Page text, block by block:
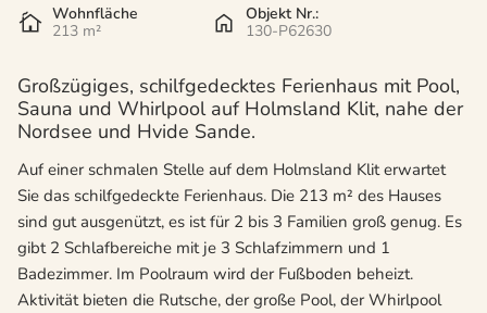
Wohnfläche
213 m²
Objekt Nr.:
130-P62630
Großzügiges, schilfgedecktes Ferienhaus mit Pool,
Sauna und Whirlpool auf Holmsland Klit, nahe der
Nordsee und Hvide Sande.
Auf einer schmalen Stelle auf dem Holmsland Klit erwartet
Sie das schilfgedeckte Ferienhaus. Die 213 m² des Hauses
sind gut ausgenützt, es ist für 2 bis 3 Familien groß genug. Es
gibt 2 Schlafbereiche mit je 3 Schlafzimmern und 1
Badezimmer. Im Poolraum wird der Fußboden beheizt.
Aktivität bieten die Rutsche, der große Pool, der Whirlpool